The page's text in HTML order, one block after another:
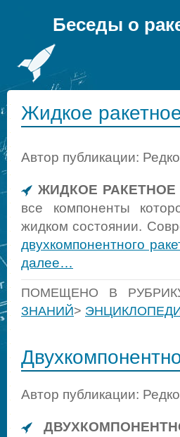
Беседы о
Жидкое
Автор публикации:
ЖИДКОЕ
все компоненты
жидком состоянии.
двухкомпонентного
далее…
ПОМЕЩЕНО В
ЗНАНИЙ>
Автор публикации: